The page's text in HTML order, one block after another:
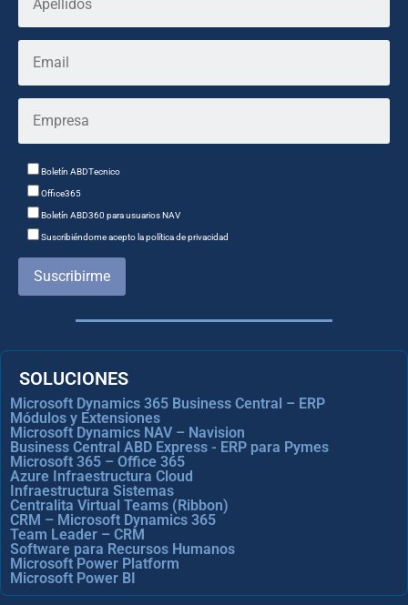
Boletín ABDTecnico
Office365
Boletín ABD360 para usuarios NAV
Suscribiéndome acepto la política de privacidad
Suscribirme
SOLUCIONES
Microsoft Dynamics 365 Business Central – ERP
Módulos y Extensiones
Microsoft Dynamics NAV – Navision
Business Central ABD Express - ERP para Pymes
Microsoft 365 – Office 365
Azure Infraestructura Cloud
Infraestructura Sistemas
Centralita Virtual Teams (Ribbon)
CRM – Microsoft Dynamics 365
Team Leader – CRM
Software para Recursos Humanos
Microsoft Power Platform
Microsoft Power BI